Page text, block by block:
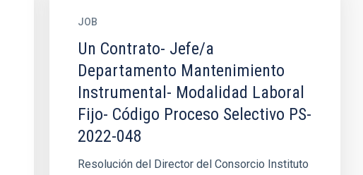
JOB
Un Contrato- Jefe/a
Departamento Mantenimiento
Instrumental- Modalidad Laboral
Fijo- Código Proceso Selectivo PS-
2022-048
Resolución del Director del Consorcio Instituto